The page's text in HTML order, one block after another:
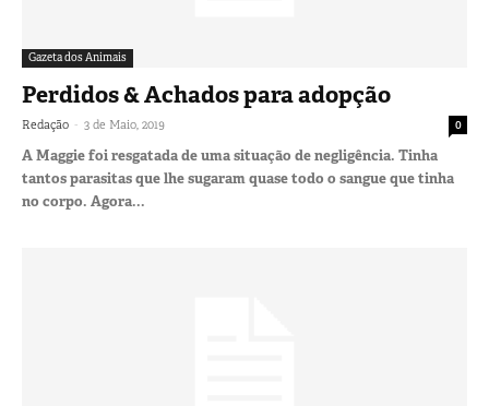
Gazeta dos Animais
Perdidos & Achados para adopção
Redação - 3 de Maio, 2019 0
A Maggie foi resgatada de uma situação de negligência. Tinha
tantos parasitas que lhe sugaram quase todo o sangue que tinha
no corpo. Agora...